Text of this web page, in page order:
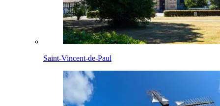
Saint-Vincent-de-Paul